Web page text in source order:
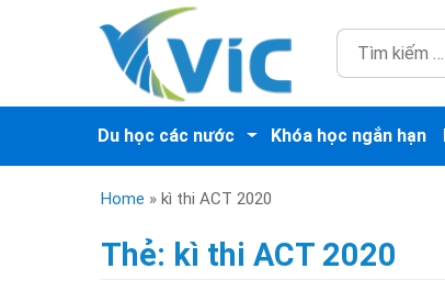
Du học các nước Khóa học ngắn hạn
Home » kì thi ACT 2020
Thẻ: kì thi ACT 2020